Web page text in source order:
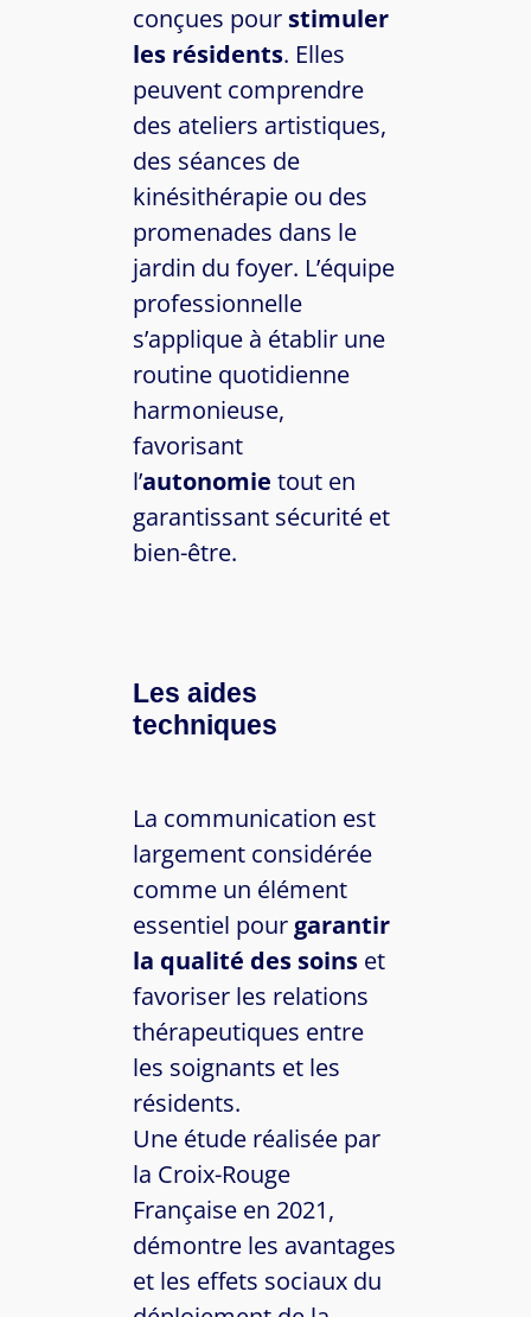
conçues pour stimuler
les résidents. Elles
peuvent comprendre
des ateliers artistiques,
des séances de
kinésithérapie ou des
promenades dans le
jardin du foyer. L’équipe
professionnelle
s’applique à établir une
routine quotidienne
harmonieuse,
favorisant
l’autonomie tout en
garantissant sécurité et
bien-être.
Les aides
techniques
La communication est
largement considérée
comme un élément
essentiel pour garantir
la qualité des soins et
favoriser les relations
thérapeutiques entre
les soignants et les
résidents.
Une étude réalisée par
la Croix-Rouge
Française en 2021,
démontre les avantages
et les effets sociaux du